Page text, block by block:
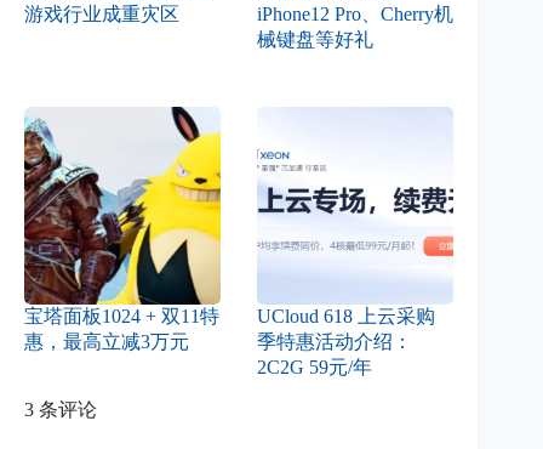
游戏行业成重灾区
iPhone12 Pro、Cherry机
械键盘等好礼
宝塔面板1024 + 双11特
惠，最高立减3万元
UCloud 618 上云采购
季特惠活动介绍：
2C2G 59元/年
3 条评论